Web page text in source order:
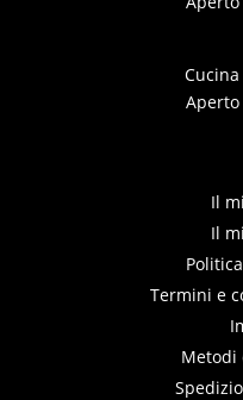
Aperto
Il
Il
Termini e
Metodi